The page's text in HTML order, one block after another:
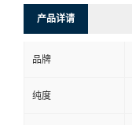
产品详请
品牌
纯度